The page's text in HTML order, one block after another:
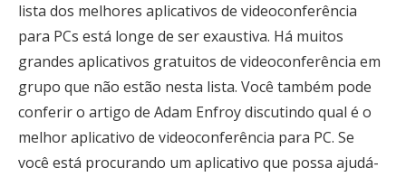
lista dos melhores aplicativos de videoconferência
para PCs está longe de ser exaustiva. Há muitos
grandes aplicativos gratuitos de videoconferência em
grupo que não estão nesta lista. Você também pode
conferir o artigo de Adam Enfroy discutindo qual é o
melhor aplicativo de videoconferência para PC. Se
você está procurando um aplicativo que possa ajudá-